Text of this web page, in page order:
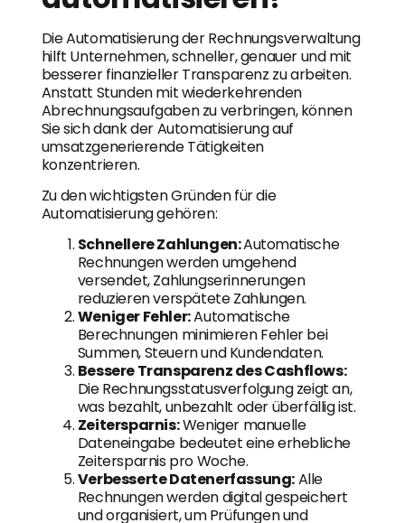
Die Automatisierung der Rechnungsverwaltung
hilft Unternehmen, schneller, genauer und mit
besserer finanzieller Transparenz zu arbeiten.
Anstatt Stunden mit wiederkehrenden
Abrechnungsaufgaben zu verbringen, können
Sie sich dank der Automatisierung auf
umsatzgenerierende Tätigkeiten
konzentrieren.
Zu den wichtigsten Gründen für die
Automatisierung gehören:
Schnellere Zahlungen:Automatische
Rechnungen werden umgehend
versendet, Zahlungserinnerungen
reduzieren verspätete Zahlungen.
Weniger Fehler:Automatische
Berechnungen minimieren Fehler bei
Summen, Steuern und Kundendaten.
Bessere Transparenz des Cashflows:
Die Rechnungsstatusverfolgung zeigt an,
was bezahlt, unbezahlt oder überfällig ist.
Zeitersparnis:Weniger manuelle
Dateneingabe bedeutet eine erhebliche
Zeitersparnis pro Woche.
Verbesserte Datenerfassung:Alle
Rechnungen werden digital gespeichert
und organisiert, um Prüfungen und